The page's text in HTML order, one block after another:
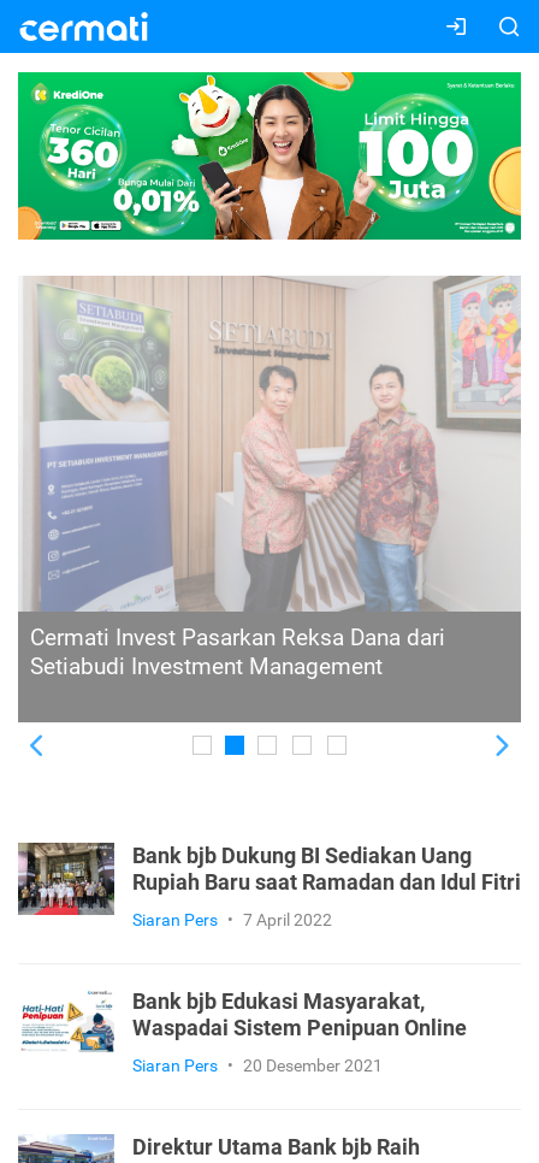
Eastspring Indonesia Jalin Kerjasama dengan
Cermati Invest Permudah Investasi di Reksa
Bank bjb Dukung BI Sediakan Uang
Rupiah Baru saat Ramadan dan Idul Fitri
Siaran Pers • 7 April 2022
Bank bjb Edukasi Masyarakat,
Waspadai Sistem Penipuan Online
Siaran Pers • 20 Desember 2021
Direktur Utama Bank bjb Raih